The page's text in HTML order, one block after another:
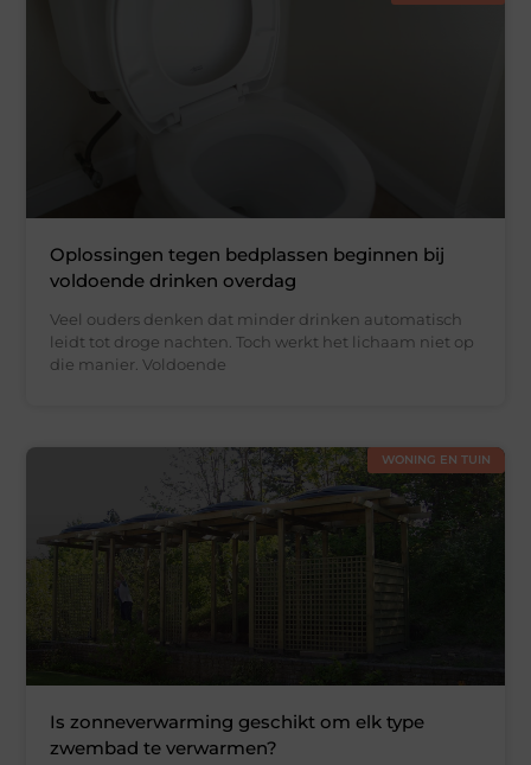
Oplossingen tegen bedplassen beginnen bij
voldoende drinken overdag
Veel ouders denken dat minder drinken automatisch
leidt tot droge nachten. Toch werkt het lichaam niet op
die manier. Voldoende
WONING EN TUIN
Is zonneverwarming geschikt om elk type
zwembad te verwarmen?